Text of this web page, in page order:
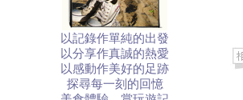
以記錄作單純的出發
以分享作真誠的熱愛
以感動作美好的足跡
探尋每一刻的回憶